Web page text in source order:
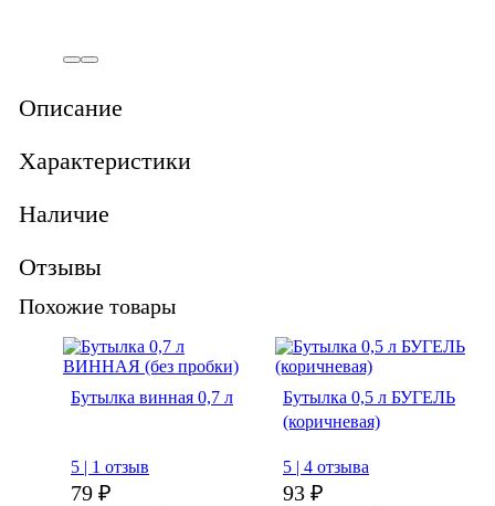
Описание
Характеристики
Наличие
Отзывы
Похожие товары
Бутылка винная 0,7 л
5 | 1 отзыв
79 ₽
Бутылка 0,5 л БУГЕЛЬ
(коричневая)
5 | 4 отзыва
93 ₽